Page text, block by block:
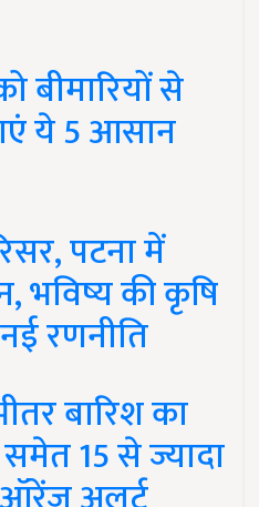
से
ये 5 आसान
पटना में
भविष्य की कृषि
रणनीति
बारिश का
15 से ज्यादा